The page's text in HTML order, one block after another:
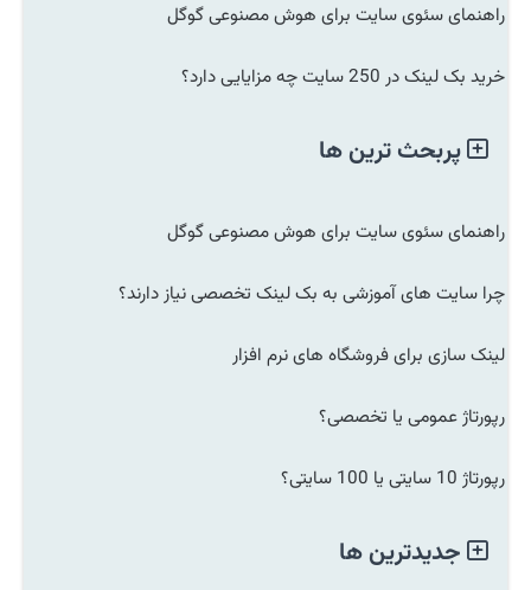
راهنمای سئوی سایت برای هوش مصنوعی گوگل
خرید بک لینک در 250 سایت چه مزایایی دارد؟
پربحث ترین ها
راهنمای سئوی سایت برای هوش مصنوعی گوگل
چرا سایت های آموزشی به بک لینک تخصصی نیاز دارند؟
لینک سازی برای فروشگاه های نرم افزار
رپورتاژ عمومی یا تخصصی؟
رپورتاژ 10 سایتی یا 100 سایتی؟
جدیدترین ها